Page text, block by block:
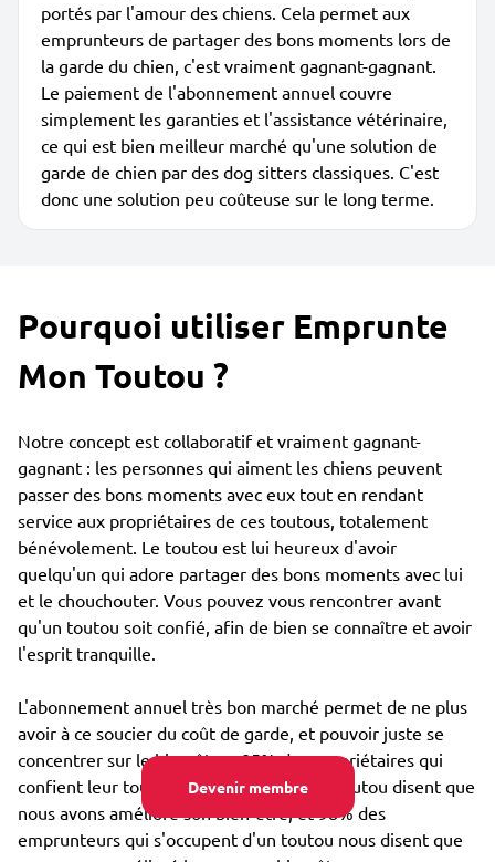
Devenir membre
portés par l'amour des chiens. Cela permet aux
emprunteurs de partager des bons moments lors de
la garde du chien, c'est vraiment gagnant-gagnant.
Le paiement de l'abonnement annuel couvre
simplement les garanties et l'assistance vétérinaire,
ce qui est bien meilleur marché qu'une solution de
garde de chien par des dog sitters classiques. C'est
donc une solution peu coûteuse sur le long terme.
Pourquoi utiliser Emprunte
Mon Toutou ?
Notre concept est collaboratif et vraiment gagnant-
gagnant : les personnes qui aiment les chiens peuvent
passer des bons moments avec eux tout en rendant
service aux propriétaires de ces toutous, totalement
bénévolement. Le toutou est lui heureux d'avoir
quelqu'un qui adore partager des bons moments avec lui
et le chouchouter. Vous pouvez vous rencontrer avant
qu'un toutou soit confié, afin de bien se connaître et avoir
l'esprit tranquille.
L'abonnement annuel très bon marché permet de ne plus
avoir à ce soucier du coût de garde, et pouvoir juste se
concentrer sur le bien-être : 85% des propriétaires qui
confient leur toutou par Emprunte Mon Toutou disent que
nous avons amélioré son bien-être, et 98% des
emprunteurs qui s'occupent d'un toutou nous disent que